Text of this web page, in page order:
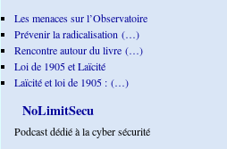
Les menaces sur l’Observatoire
Prévenir la radicalisation (…)
Rencontre autour du livre (…)
Loi de 1905 et Laïcité
Laïcité et loi de 1905 : (…)
NoLimitSecu
Podcast dédié à la cyber sécurité